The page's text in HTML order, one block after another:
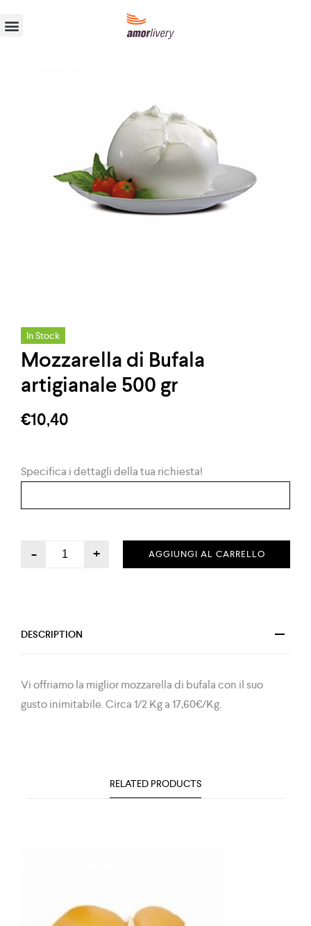
In Stock
Mozzarella di Bufala
artigianale 500 gr
€10,40
Specifica i dettagli della tua richiesta!
- + AGGIUNGI AL CARRELLO
DESCRIPTION
Vi offriamo la miglior mozzarella di bufala con il suo
gusto inimitabile. Circa 1/2 Kg a 17,60€/Kg.
RELATED PRODUCTS